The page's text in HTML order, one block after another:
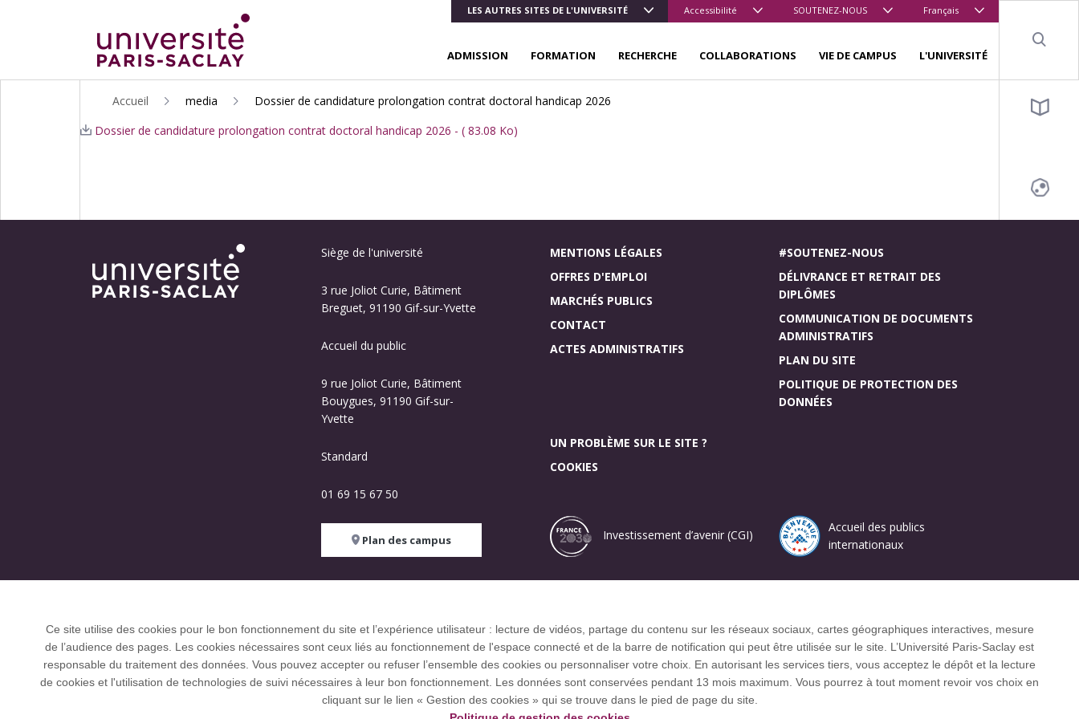
LES AUTRES SITES DE L'UNIVERSITÉ Accessibilité SOUTENEZ-NOUS Français
ADMISSION FORMATION RECHERCHE COLLABORATIONS VIE DE CAMPUS L'UNIVERSITÉ
Accueil media
Dossier de candidature prolongation contrat doctoral handicap 2026
Dossier de candidature prolongation contrat doctoral handicap 2026 - ( 83.08 Ko)
Siège de l'université
3 rue Joliot Curie, Bâtiment
Breguet, 91190 Gif-sur-Yvette
Accueil du public
9 rue Joliot Curie, Bâtiment
Bouygues, 91190 Gif-sur-
Yvette
Standard
01 69 15 67 50
Plan des campus
MENTIONS LÉGALES
OFFRES D'EMPLOI
MARCHÉS PUBLICS
CONTACT
ACTES ADMINISTRATIFS
#SOUTENEZ-NOUS
DÉLIVRANCE ET RETRAIT DES
DIPLÔMES
COMMUNICATION DE DOCUMENTS
ADMINISTRATIFS
PLAN DU SITE
POLITIQUE DE PROTECTION DES
DONNÉES
UN PROBLÈME SUR LE SITE ?
COOKIES
Investissement d’avenir (CGI)
Accueil des publics
internationaux
et U21.
Tous droits réservés Université Paris-Saclay
Ce site utilise des cookies pour le bon fonctionnement du site et l’expérience utilisateur : lecture de vidéos, partage du contenu sur les réseaux sociaux, cartes géographiques interactives, mesure
de l’audience des pages. Les cookies nécessaires sont ceux liés au fonctionnement de l'espace connecté et de la barre de notification qui peut être utilisée sur le site. L’Université Paris-Saclay est
responsable du traitement des données. Vous pouvez accepter ou refuser l’ensemble des cookies ou personnaliser votre choix. En autorisant les services tiers, vous acceptez le dépôt et la lecture
de cookies et l'utilisation de technologies de suivi nécessaires à leur bon fonctionnement. Les données sont conservées pendant 13 mois maximum. Vous pourrez à tout moment revoir vos choix en
cliquant sur le lien « Gestion des cookies » qui se trouve dans le pied de page du site.